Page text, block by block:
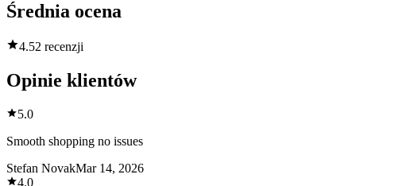
Średnia ocena
4.52 recenzji
Opinie klientów
5.0
Smooth shopping no issues
Stefan NovakMar 14, 2026
4.0